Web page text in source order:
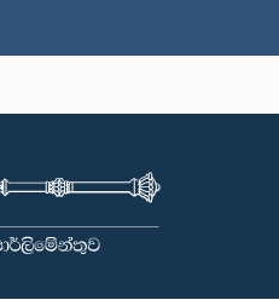
මහතා, පා.ම.